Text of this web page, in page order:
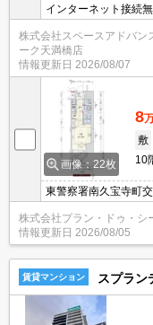
インターネット接続
06-4790-2228
株式会社スペースアドバン
ーク天満橋店
情報更新日 2026/08/07
画像：22枚
8
敷
10
東警察署南久宝寺町
しやすく便利です。
などが揃っており、
照明が付いています。
株式会社プラン・ドゥ・シ
情報更新日 2026/08/05
賃貸マンション スプラン